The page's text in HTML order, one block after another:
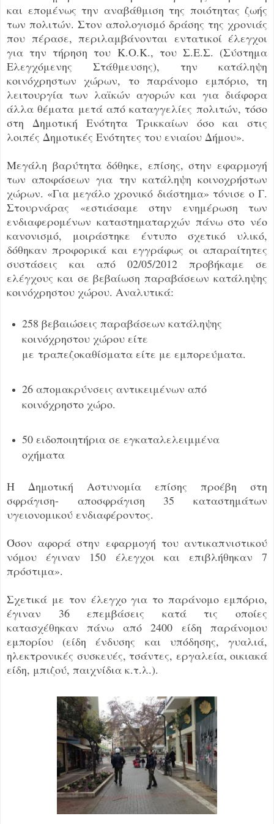
και επομένως την αναβάθμιση της ποιότητας ζωής
των πολιτών. Στον απολογισμό δράσης της χρονιάς
που πέρασε, περιλαμβάνονται εντατικοί έλεγχοι
για την τήρηση του Κ.Ο.Κ., του Σ.Ε.Σ. (Σύστημα
Ελεγχόμενης Στάθμευσης), την κατάληψη
κοινόχρηστων χώρων, το παράνομο εμπόριο, τη
λειτουργία των λαϊκών αγορών και για διάφορα
άλλα θέματα μετά από καταγγελίες πολιτών, τόσο
στη Δημοτική Ενότητα Τρικκαίων όσο και στις
λοιπές Δημοτικές Ενότητες του ενιαίου Δήμου».
Μεγάλη βαρύτητα δόθηκε, επίσης, στην εφαρμογή
των αποφάσεων για την κατάληψη κοινοχρήστων
χώρων. «Για μεγάλο χρονικό διάστημα» τόνισε ο Γ.
Στουρνάρας «εστιάσαμε στην ενημέρωση των
ενδιαφερομένων καταστηματαρχών πάνω στο νέο
κανονισμό, μοιράστηκε έντυπο σχετικό υλικό,
δόθηκαν προφορικά και εγγράφως οι απαραίτητες
συστάσεις και από 02/05/2012 προβήκαμε σε
ελέγχους και σε βεβαίωση παραβάσεων κατάληψης
κοινόχρηστου χώρου. Αναλυτικά:
258 βεβαιώσεις παραβάσεων κατάληψης
κοινόχρηστου χώρου είτε
με τραπεζοκαθίσματα είτε με εμπορεύματα.
26 απομακρύνσεις αντικειμένων από
κοινόχρηστο χώρο.
50 ειδοποιητήρια σε εγκαταλελειμμένα
οχήματα
Η Δημοτική Αστυνομία επίσης προέβη στη
σφράγιση- αποσφράγιση 35 καταστημάτων
υγειονομικού ενδιαφέροντος.
Όσον αφορά στην εφαρμογή του αντικαπνιστικού
νόμου έγιναν 150 έλεγχοι και επιβλήθηκαν 7
πρόστιμα».
Σχετικά με τον έλεγχο για το παράνομο εμπόριο,
έγιναν 36 επεμβάσεις κατά τις οποίες
κατασχέθηκαν πάνω από 2400 είδη παράνομου
εμπορίου (είδη ένδυσης και υπόδησης, γυαλιά,
ηλεκτρονικές συσκευές, τσάντες, εργαλεία, οικιακά
είδη, μπιζού, παιχνίδια κ.τ.λ.).